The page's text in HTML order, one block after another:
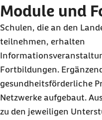
Module und
Schulen, die an den
teilnehmen, erhalten
Fortbildungen.
gesundheitsförderliche
Netzwerke aufgebaut.
zu den jeweiligen